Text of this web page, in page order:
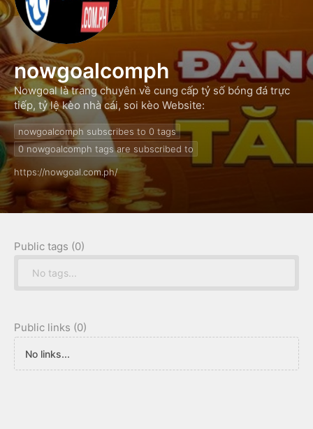
nowgoalcomph
Nowgoal là trang chuyên về cung cấp tỷ số bóng đá trực
tiếp, tỷ lệ kèo nhà cái, soi kèo Website:
https://nowgoal.com.ph/
nowgoalcomph subscribes to 0 tags
0 nowgoalcomph tags are subscribed to
https://nowgoal.com.ph/
Public tags (0)
No tags...
Public links (0)
No links...